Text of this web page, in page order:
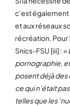
c’est également
et aux réseaux
récréation. Pour
Snics-FSU [iii] : «
pornographie,
posent déjà des
ce qui n’était
telles que les